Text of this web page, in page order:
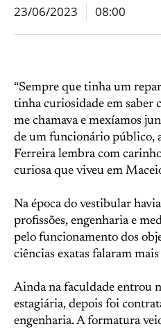
23/06/2023
08:00
“Sempre que tinha um
tinha curiosidade em saber
me chamava e mexíamos
de um funcionário público,
Ferreira lembra com
curiosa que viveu em
Na época do vestibular
profissões, engenharia e
pelo funcionamento dos
ciências exatas falaram
Ainda na faculdade entrou
estagiária, depois foi
engenharia. A formatura